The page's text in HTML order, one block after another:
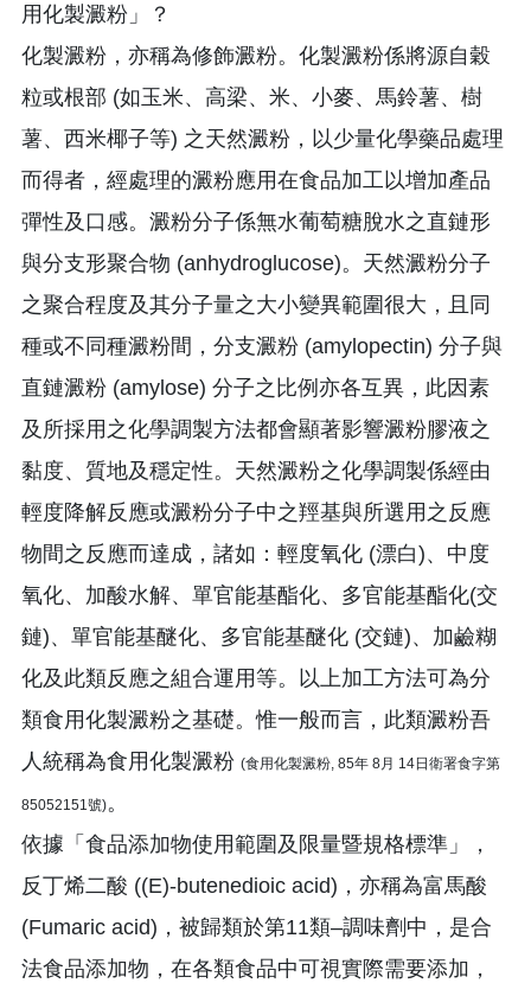
用化製澱粉」？
化製澱粉，亦稱為修飾澱粉。化製澱粉係將源自穀
粒或根部 (如玉米、高梁、米、小麥、馬鈴薯、樹
薯、西米椰子等) 之天然澱粉，以少量化學藥品處理
而得者，經處理的澱粉應用在食品加工以增加產品
彈性及口感。澱粉分子係無水葡萄糖脫水之直鏈形
與分支形聚合物 (anhydroglucose)。天然澱粉分子
之聚合程度及其分子量之大小變異範圍很大，且同
種或不同種澱粉間，分支澱粉 (amylopectin) 分子與
直鏈澱粉 (amylose) 分子之比例亦各互異，此因素
及所採用之化學調製方法都會顯著影響澱粉膠液之
黏度、質地及穩定性。天然澱粉之化學調製係經由
輕度降解反應或澱粉分子中之羥基與所選用之反應
物間之反應而達成，諸如：輕度氧化 (漂白)、中度
氧化、加酸水解、單官能基酯化、多官能基酯化(交
鏈)、單官能基醚化、多官能基醚化 (交鏈)、加鹼糊
化及此類反應之組合運用等。以上加工方法可為分
類食用化製澱粉之基礎。惟一般而言，此類澱粉吾
人統稱為食用化製澱粉 (食用化製澱粉, 85年 8月 14日衛署食字第
85052151號)。
依據「食品添加物使用範圍及限量暨規格標準」，
反丁烯二酸 ((E)-butenedioic acid)，亦稱為富馬酸
(Fumaric acid)，被歸類於第11類–調味劑中，是合
法食品添加物，在各類食品中可視實際需要添加，